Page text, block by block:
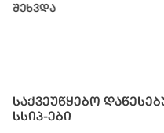
შეხვდა
საქვეუწყებო
სსიპ-ები